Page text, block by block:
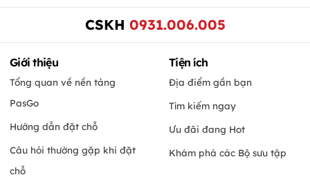
CSKH 0931.006.005
Giới thiệu
Tổng quan về nền tảng
PasGo
Hướng dẫn đặt chỗ
Câu hỏi thường gặp khi đặt
chỗ
Tiện ích
Địa điểm gần bạn
Tìm kiếm ngay
Ưu đãi đang Hot
Khám phá các Bộ sưu tập